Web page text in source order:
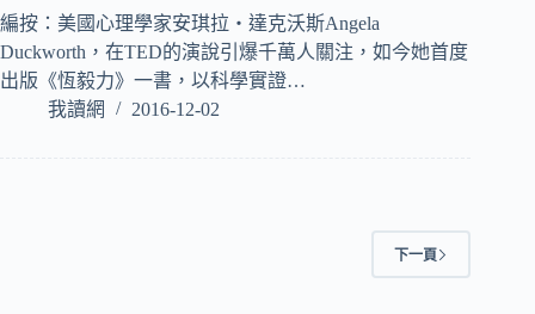
編按：美國心理學家安琪拉‧達克沃斯Angela
Duckworth，在TED的演說引爆千萬人關注，如今她首度
出版《恆毅力》一書，以科學實證…
我讀網
2016-12-02
下一頁